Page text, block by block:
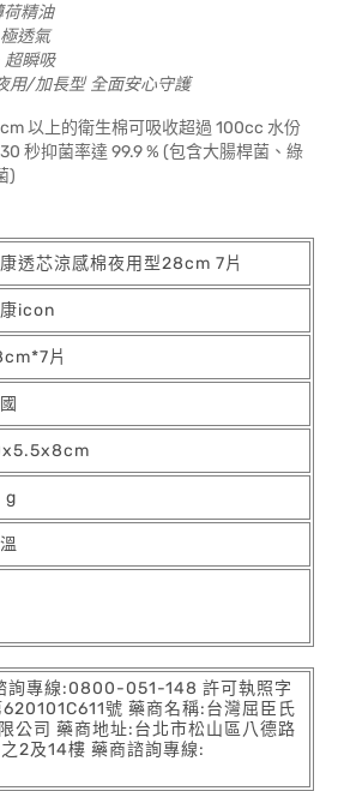
精油
透氣
瞬吸
/加長型 全面安心守護
以上的衛生棉可吸收超過 100cc 水份
秒抑菌率達 99.9 % (包含大腸桿菌、綠
)
透芯涼感棉夜用型28cm 7片
icon
片
g
詢專線:0800-051-148 許可執照字
號 藥商名稱:台灣屈臣氏
公司 藥商地址:台北市松山區八德路
2及14樓 藥商諮詢專線: